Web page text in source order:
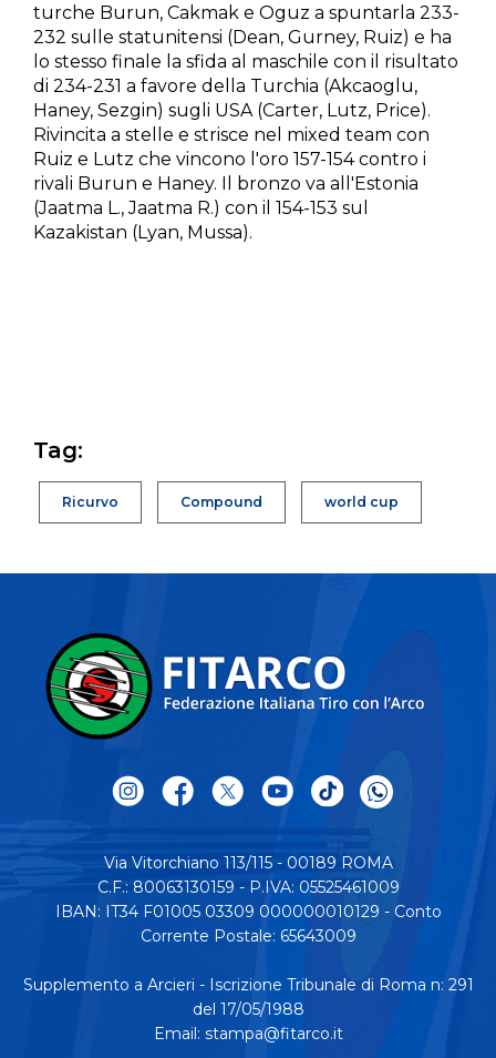
turche Burun, Cakmak e Oguz a spuntarla 233-
232 sulle statunitensi (Dean, Gurney, Ruiz) e ha
lo stesso finale la sfida al maschile con il risultato
di 234-231 a favore della Turchia (Akcaoglu,
Haney, Sezgin) sugli USA (Carter, Lutz, Price).
Rivincita a stelle e strisce nel mixed team con
Ruiz e Lutz che vincono l'oro 157-154 contro i
rivali Burun e Haney. Il bronzo va all'Estonia
(Jaatma L., Jaatma R.) con il 154-153 sul
Kazakistan (Lyan, Mussa).
Tag:
Ricurvo Compound world cup
Via Vitorchiano 113/115 - 00189 ROMA
C.F.: 80063130159 - P.IVA: 05525461009
IBAN: IT34 F01005 03309 000000010129 - Conto
Corrente Postale: 65643009
Supplemento a Arcieri - Iscrizione Tribunale di Roma n: 291
del 17/05/1988
Email: stampa@fitarco.it